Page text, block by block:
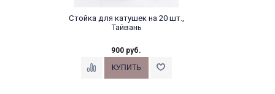
Стойка для катушек на 20 шт.,
Тайвань
900 руб.